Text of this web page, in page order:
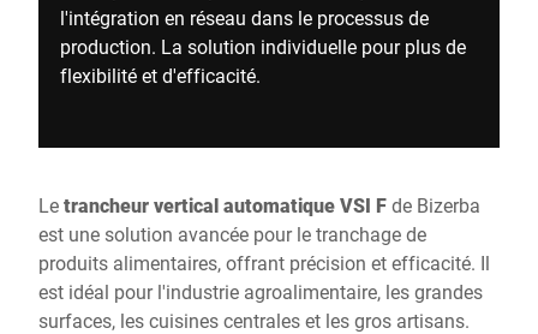
l'intégration en réseau dans le processus de
production. La solution individuelle pour plus de
flexibilité et d'efficacité.
Letrancheur vertical automatique VSI Fde Bizerba
est une solution avancée pour le tranchage de
produits alimentaires, offrant précision et efficacité. Il
est idéal pour l'industrie agroalimentaire, les grandes
surfaces, les cuisines centrales et les gros artisans.